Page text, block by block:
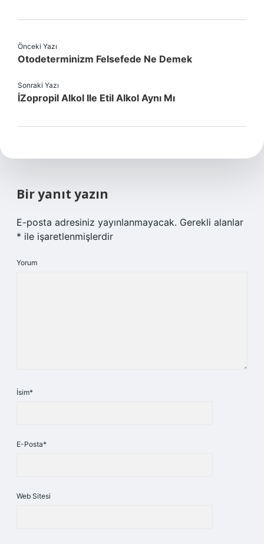
Önceki Yazı
Otodeterminizm Felsefede Ne Demek
Sonraki Yazı
İZopropil Alkol Ile Etil Alkol Aynı Mı
Bir yanıt yazın
E-posta adresiniz yayınlanmayacak. Gerekli alanlar
* ile işaretlenmişlerdir
Yorum
İsim*
E-Posta*
Web Sitesi